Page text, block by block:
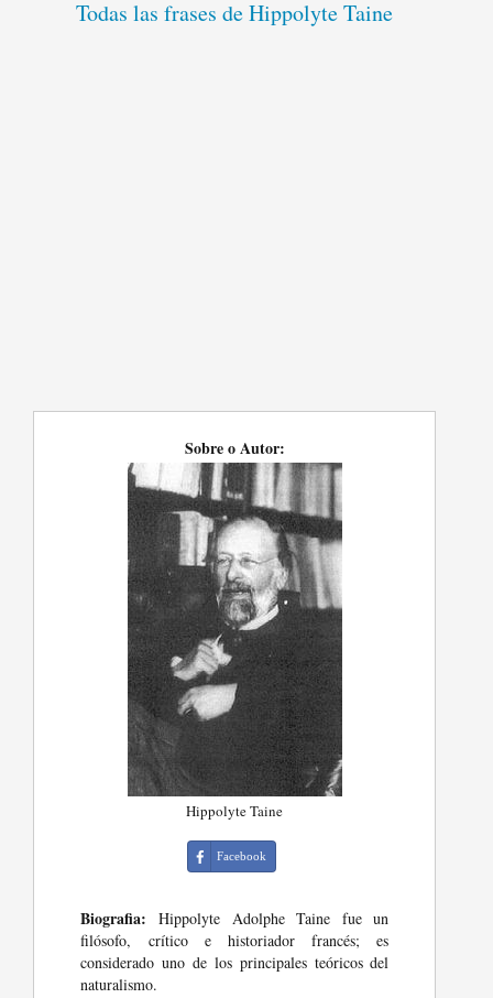
Todas las frases de Hippolyte Taine
Sobre o Autor:
Hippolyte Taine
Facebook
Biografia: Hippolyte Adolphe Taine fue un
filósofo, crítico e historiador francés; es
considerado uno de los principales teóricos del
naturalismo.